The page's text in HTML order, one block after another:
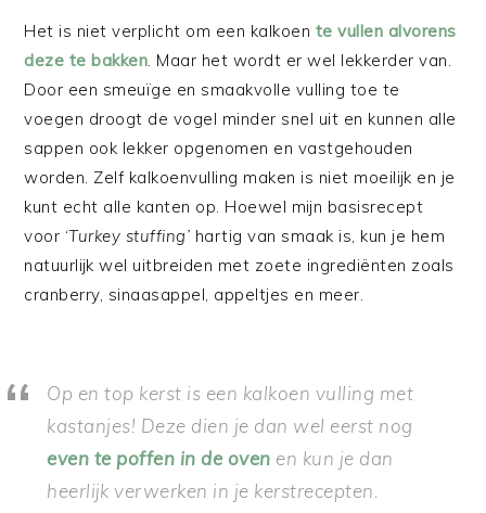
Het is niet verplicht om een kalkoen te vullen alvorens
deze te bakken. Maar het wordt er wel lekkerder van.
Door een smeuïge en smaakvolle vulling toe te
voegen droogt de vogel minder snel uit en kunnen alle
sappen ook lekker opgenomen en vastgehouden
worden. Zelf kalkoenvulling maken is niet moeilijk en je
kunt echt alle kanten op. Hoewel mijn basisrecept
voor ‘Turkey stuffing’ hartig van smaak is, kun je hem
natuurlijk wel uitbreiden met zoete ingrediënten zoals
cranberry, sinaasappel, appeltjes en meer.
Op en top kerst is een kalkoen vulling met
kastanjes! Deze dien je dan wel eerst nog
even te poffen in de oven en kun je dan
heerlijk verwerken in je kerstrecepten.